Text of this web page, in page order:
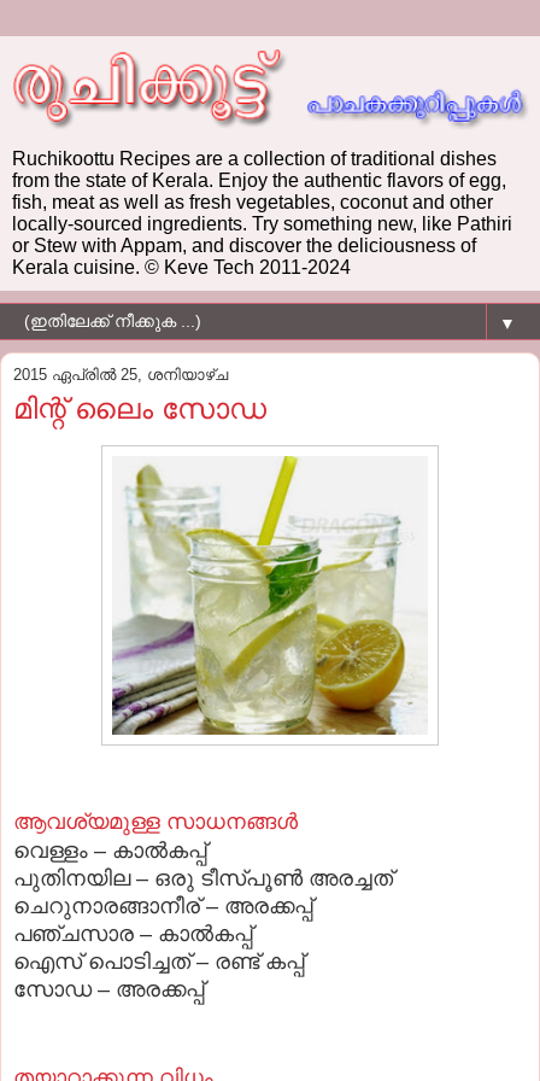
Ruchikoottu Recipes are a collection of traditional dishes
from the state of Kerala. Enjoy the authentic flavors of egg,
fish, meat as well as fresh vegetables, coconut and other
locally-sourced ingredients. Try something new, like Pathiri
or Stew with Appam, and discover the deliciousness of
Kerala cuisine. © Keve Tech 2011-2024
▼
2015 ഏപ്രിൽ 25, ശനിയാഴ്‌ച
മിന്റ്‌ ലൈം സോഡ
ആവശ്യമുള്ള സാധനങ്ങള്‍
വെള്ളം – കാല്‍കപ്പ്‌
പുതിനയില – ഒരു ടീസ്‌പൂണ്‍ അരച്ചത്‌
ചെറുനാരങ്ങാനീര്‌ – അരക്കപ്പ്‌
പഞ്ചസാര – കാല്‍കപ്പ്‌
ഐസ്‌ പൊടിച്ചത്‌ – രണ്ട്‌ കപ്പ്‌
സോഡ – അരക്കപ്പ്‌